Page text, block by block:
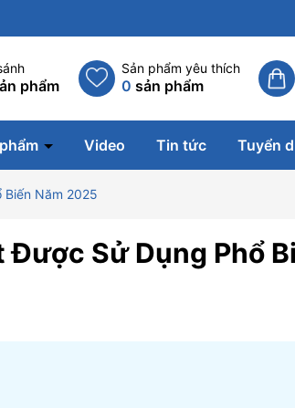
phẩm
Sản phẩm yêu thích
0 sản phẩm
Video Tin tức Tuyển
Biến Năm 2025
Được Sử Dụng Phổ